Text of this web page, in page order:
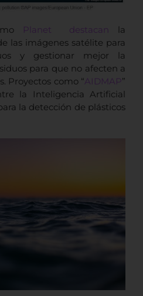
Planet destacan
la
las imágenes satélite para
y gestionar mejor la
para que no afecten a
Proyectos como “AIDMAP”
la Inteligencia Artificial
la detección de plásticos